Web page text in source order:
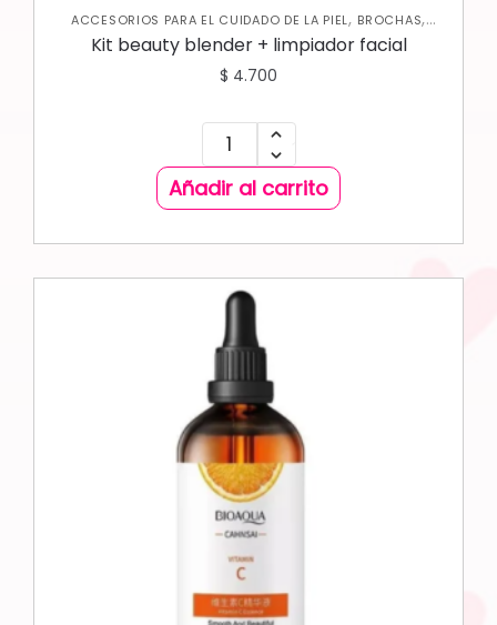
ACCESORIOS PARA EL CUIDADO DE LA PIEL, BROCHAS,
JABONES Y EXFOLIANTES ,SKIN CARE FACIAL
Kit beauty blender + limpiador facial
$ 4.700
Añadir al carrito